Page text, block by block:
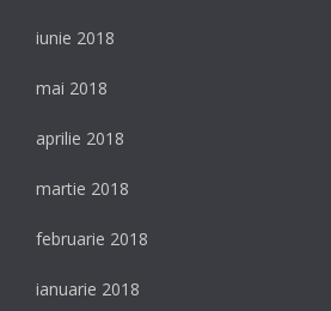
iunie 2018
mai 2018
aprilie 2018
martie 2018
februarie 2018
ianuarie 2018